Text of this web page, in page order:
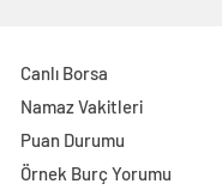
Canlı Borsa
Namaz Vakitleri
Puan Durumu
Örnek Burç Yorumu